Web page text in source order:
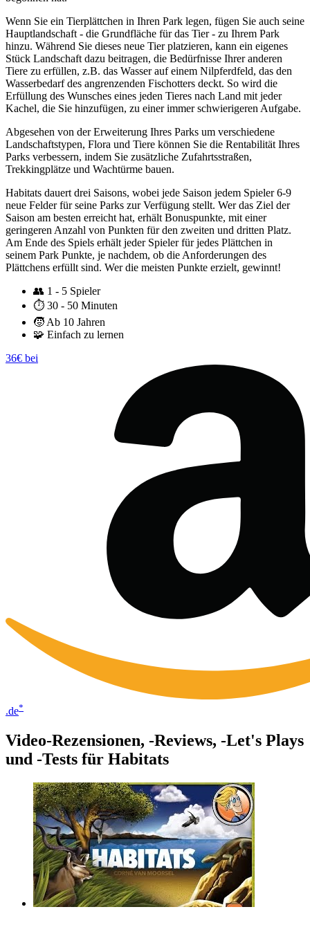
Wenn Sie ein Tierplättchen in Ihren Park legen, fügen Sie auch seine
Hauptlandschaft - die Grundfläche für das Tier - zu Ihrem Park
hinzu. Während Sie dieses neue Tier platzieren, kann ein eigenes
Stück Landschaft dazu beitragen, die Bedürfnisse Ihrer anderen
Tiere zu erfüllen, z.B. das Wasser auf einem Nilpferdfeld, das den
Wasserbedarf des angrenzenden Fischotters deckt. So wird die
Erfüllung des Wunsches eines jeden Tieres nach Land mit jeder
Kachel, die Sie hinzufügen, zu einer immer schwierigeren Aufgabe.
Abgesehen von der Erweiterung Ihres Parks um verschiedene
Landschaftstypen, Flora und Tiere können Sie die Rentabilität Ihres
Parks verbessern, indem Sie zusätzliche Zufahrtsstraßen,
Trekkingplätze und Wachtürme bauen.
Habitats dauert drei Saisons, wobei jede Saison jedem Spieler 6-9
neue Felder für seine Parks zur Verfügung stellt. Wer das Ziel der
Saison am besten erreicht hat, erhält Bonuspunkte, mit einer
geringeren Anzahl von Punkten für den zweiten und dritten Platz.
Am Ende des Spiels erhält jeder Spieler für jedes Plättchen in
seinem Park Punkte, je nachdem, ob die Anforderungen des
Plättchens erfüllt sind. Wer die meisten Punkte erzielt, gewinnt!
👥 1 - 5 Spieler
⏱️ 30 - 50 Minuten
🧒 Ab 10 Jahren
🧩 Einfach zu lernen
36€ bei
.de*
Video-Rezensionen, -Reviews, -Let's Plays
und -Tests für Habitats